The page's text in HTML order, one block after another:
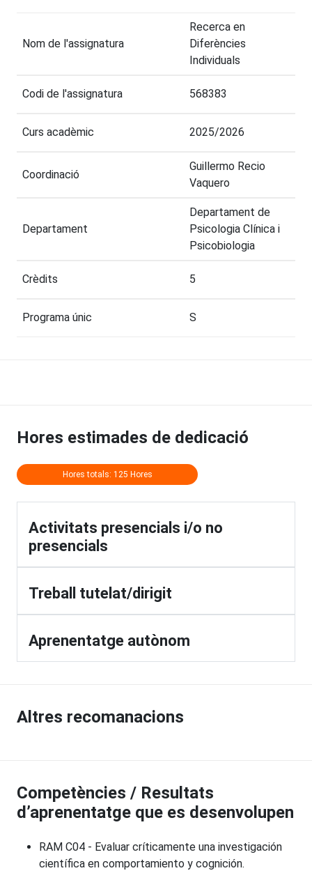
Nom de l'assignatura
Recerca en
Diferències
Individuals
Codi de l'assignatura 568383
Curs acadèmic 2025/2026
Coordinació
Guillermo Recio
Vaquero
Departament
Departament de
Psicologia Clínica i
Psicobiologia
Crèdits 5
Programa únic S
Hores estimades de dedicació
Hores totals: 125 Hores
Activitats presencials i/o no
presencials
Treball tutelat/dirigit
Aprenentatge autònom
Altres recomanacions
Competències / Resultats
d’aprenentatge que es desenvolupen
RAM C04 - Evaluar críticamente una investigación
científica en comportamiento y cognición.